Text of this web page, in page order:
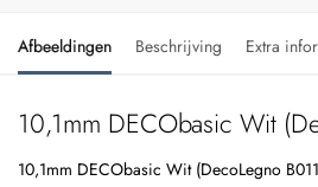
Afbeeldingen Beschrijving Extra
10,1mm DECObasic Wit
10,1mm DECObasic Wit (DecoLegno